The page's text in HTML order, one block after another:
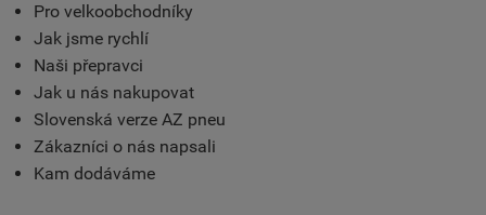
Pro velkoobchodníky
Jak jsme rychlí
Naši přepravci
Jak u nás nakupovat
Slovenská verze AZ pneu
Zákazníci o nás napsali
Kam dodáváme